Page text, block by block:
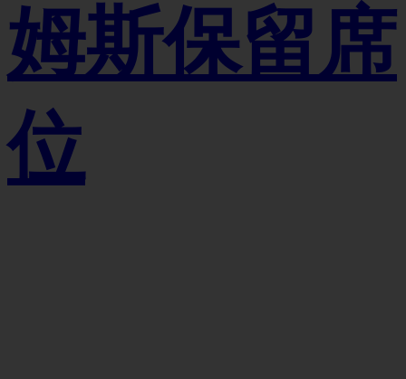
姆斯保留席
位